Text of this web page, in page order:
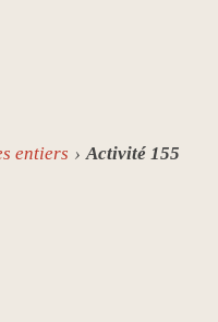
entiers Activité 155